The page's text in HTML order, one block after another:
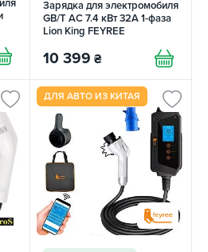
Зарядка для электромобиля
GB/T AC 7.4 кВт 32А 1-фаза
Lion King FEYREE
10 399 ₴
ДЛЯ АВТО ИЗ КИТАЯ